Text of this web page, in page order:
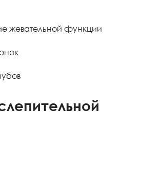
жевательной функции